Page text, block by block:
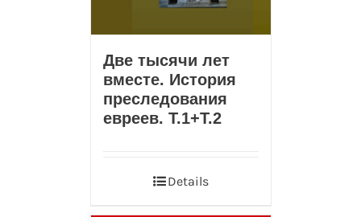
Две тысячи лет
вместе. История
преследования
евреев. Т.1+T.2
Details